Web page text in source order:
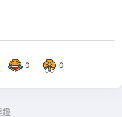
0 0
趣